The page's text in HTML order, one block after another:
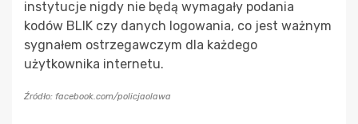
instytucje nigdy nie będą wymagały podania
kodów BLIK czy danych logowania, co jest ważnym
sygnałem ostrzegawczym dla każdego
użytkownika internetu.
Źródło: facebook.com/policjaolawa